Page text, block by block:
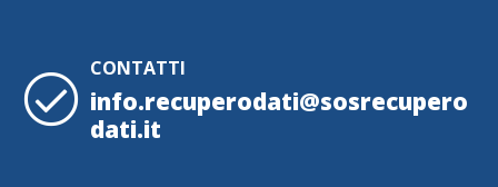
CONTATTI
info.recuperodati@sosrecupero
dati.it